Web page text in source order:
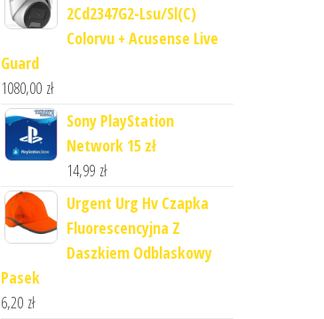
2Cd2347G2-Lsu/Sl(C)
Colorvu + Acusense Live
Guard
1080,00 zł
Sony PlayStation
Network 15 zł
14,99 zł
Urgent Urg Hv Czapka
Fluorescencyjna Z
Daszkiem Odblaskowy
Pasek
6,20 zł